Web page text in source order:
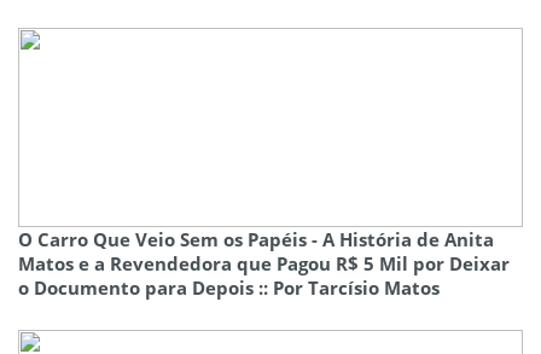
O Carro Que Veio Sem os Papéis - A História de Anita
Matos e a Revendedora que Pagou R$ 5 Mil por Deixar
o Documento para Depois :: Por Tarcísio Matos